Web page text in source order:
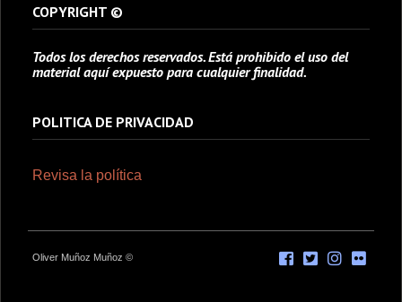
COPYRIGHT ©
Todos los derechos reservados. Está prohibido el uso del
material aquí expuesto para cualquier finalidad.
POLITICA DE PRIVACIDAD
Revisa la política
Oliver Muñoz Muñoz ©